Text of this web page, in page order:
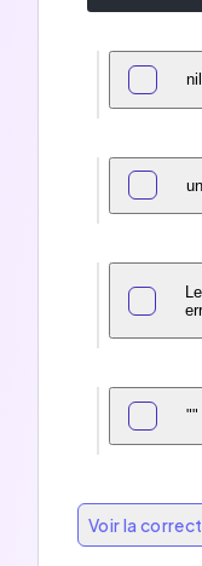
nil
""
Voir la